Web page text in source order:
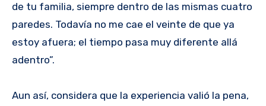
de tu familia, siempre dentro de las mismas cuatro
paredes. Todavía no me cae el veinte de que ya
estoy afuera; el tiempo pasa muy diferente allá
adentro”.
Aun así, considera que la experiencia valió la pena,